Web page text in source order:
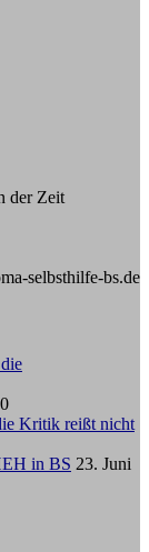
der Zeit
selbsthilfe-bs.de
Kritik reißt nicht
in BS 23. Juni